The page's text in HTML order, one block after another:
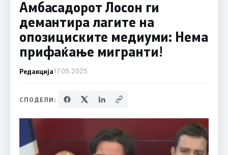
Амбасадорот Лосон ги
демантира лагите на
опозициските медиуми: Нема
прифаќање мигранти!
Редакција17.05.2025
СПОДЕЛИ: